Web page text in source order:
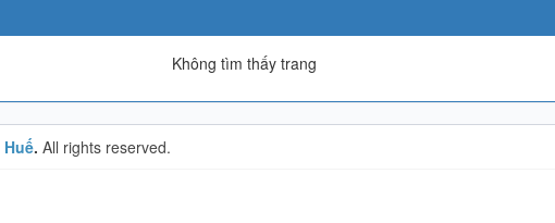
Không tìm thấy trang
. All rights reserved.